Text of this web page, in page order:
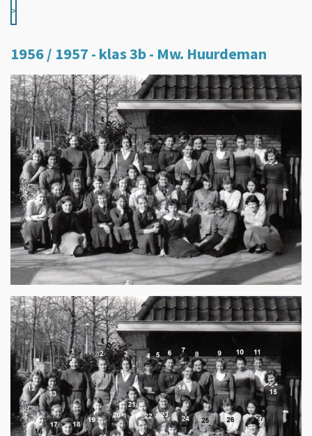
>
1956 / 1957 - klas 3b - Mw. Huurdeman